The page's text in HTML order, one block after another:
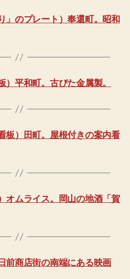
」のプレート）奉還町。昭和
）平和町。古びた金属製。
板）田町。屋根付きの案内看
オムライス。岡山の地酒「賀
前商店街の南端にある映画